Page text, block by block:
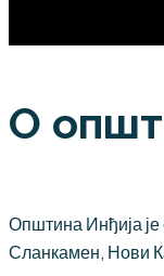
О
Општина Инђија
Сланкамен, Нови